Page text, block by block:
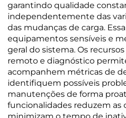
garantindo qualidade
independentemente das
das mudanças de carga.
equipamentos sensíveis e
geral do sistema. Os
remoto e diagnóstico
acompanhem métricas de
identifiquem possíveis
manutenções de forma
funcionalidades reduzem as